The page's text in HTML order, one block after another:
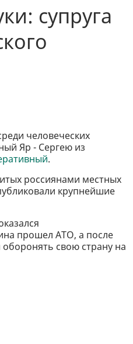
супруга
человеческих
Яр - Сергею из
.
россиянами местных
крупнейшие
прошел АТО, а после
свою страну на